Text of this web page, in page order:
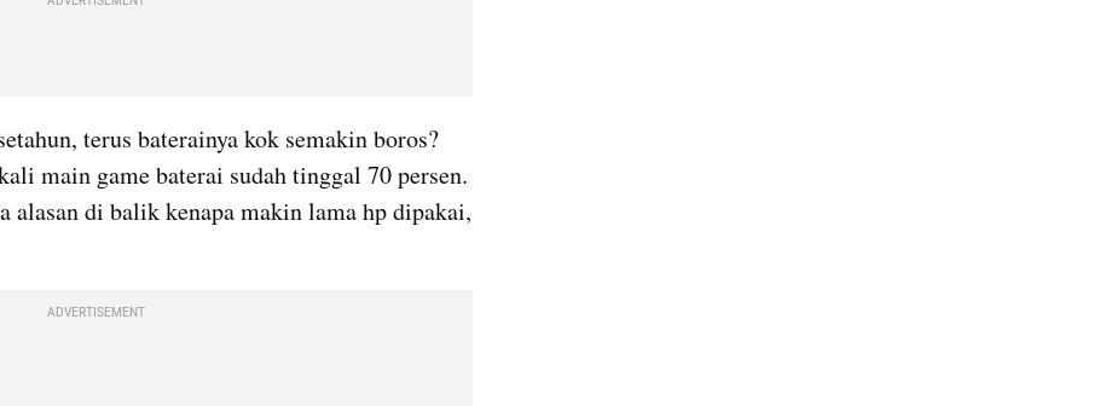
terus baterainya kok semakin boros?
main game baterai sudah tinggal 70 persen.
alasan di balik kenapa makin lama hp dipakai,
ADVERTISEMENT